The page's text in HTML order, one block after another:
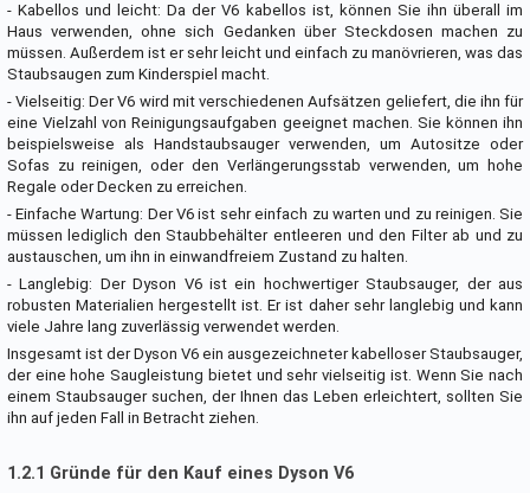
- Kabellos und leicht: Da der V6 kabellos ist, können Sie ihn überall im
Haus verwenden, ohne sich Gedanken über Steckdosen machen zu
müssen. Außerdem ist er sehr leicht und einfach zu manövrieren, was das
Staubsaugen zum Kinderspiel macht.
- Vielseitig: Der V6 wird mit verschiedenen Aufsätzen geliefert, die ihn für
eine Vielzahl von Reinigungsaufgaben geeignet machen. Sie können ihn
beispielsweise als Handstaubsauger verwenden, um Autositze oder
Sofas zu reinigen, oder den Verlängerungsstab verwenden, um hohe
Regale oder Decken zu erreichen.
- Einfache Wartung: Der V6 ist sehr einfach zu warten und zu reinigen. Sie
müssen lediglich den Staubbehälter entleeren und den Filter ab und zu
austauschen, um ihn in einwandfreiem Zustand zu halten.
- Langlebig: Der Dyson V6 ist ein hochwertiger Staubsauger, der aus
robusten Materialien hergestellt ist. Er ist daher sehr langlebig und kann
viele Jahre lang zuverlässig verwendet werden.
Insgesamt ist der Dyson V6 ein ausgezeichneter kabelloser Staubsauger,
der eine hohe Saugleistung bietet und sehr vielseitig ist. Wenn Sie nach
einem Staubsauger suchen, der Ihnen das Leben erleichtert, sollten Sie
ihn auf jeden Fall in Betracht ziehen.
1.2.1 Gründe für den Kauf eines Dyson V6